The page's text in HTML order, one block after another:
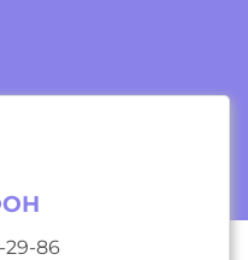
29-86